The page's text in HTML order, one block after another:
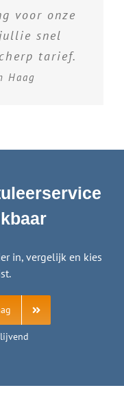
voor onze
snel
tarief.
Haag
in, vergelijk en kies